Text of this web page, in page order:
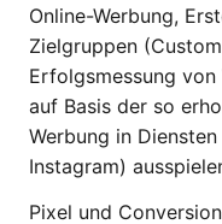
Online-Werbung,
Zielgruppen
Erfolgsmessung
auf Basis der so
Werbung in
Instagram)
Pixel und